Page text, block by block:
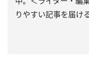
りやすい記事を届け